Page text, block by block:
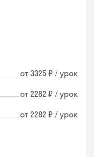
от 3325 ₽ / урок
от 2282 ₽ / урок
от 2282 ₽ / урок